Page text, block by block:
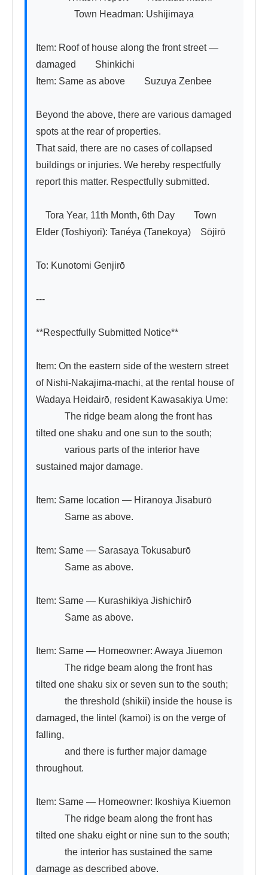
Town Headman: Ushijimaya
Item: Roof of house along the front street —
damaged　　Shinkichi
Item: Same as above　　Suzuya Zenbee
Beyond the above, there are various damaged
spots at the rear of properties.
That said, there are no cases of collapsed
buildings or injuries. We hereby respectfully
report this matter. Respectfully submitted.
Tora Year, 11th Month, 6th Day　　Town
Elder (Toshiyori): Tanéya (Tanekoya)　Sōjirō
To: Kunotomi Genjirō
---
**Respectfully Submitted Notice**
Item: On the eastern side of the western street
of Nishi-Nakajima-machi, at the rental house of
Wadaya Heidairō, resident Kawasakiya Ume:
The ridge beam along the front has
tilted one shaku and one sun to the south;
various parts of the interior have
sustained major damage.
Item: Same location — Hiranoya Jisaburō
Same as above.
Item: Same — Sarasaya Tokusaburō
Same as above.
Item: Same — Kurashikiya Jishichirō
Same as above.
Item: Same — Homeowner: Awaya Jiuemon
The ridge beam along the front has
tilted one shaku six or seven sun to the south;
the threshold (shikii) inside the house is
damaged, the lintel (kamoi) is on the verge of
falling,
and there is further major damage
throughout.
Item: Same — Homeowner: Ikoshiya Kiuemon
The ridge beam along the front has
tilted one shaku eight or nine sun to the south;
the interior has sustained the same
damage as described above.